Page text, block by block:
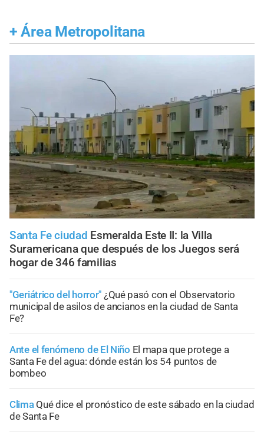
+ Área Metropolitana
Santa Fe ciudad Esmeralda Este II: la Villa
Suramericana que después de los Juegos será
hogar de 346 familias
"Geriátrico del horror" ¿Qué pasó con el Observatorio
municipal de asilos de ancianos en la ciudad de Santa
Fe?
Ante el fenómeno de El Niño El mapa que protege a
Santa Fe del agua: dónde están los 54 puntos de
bombeo
Clima Qué dice el pronóstico de este sábado en la ciudad
de Santa Fe